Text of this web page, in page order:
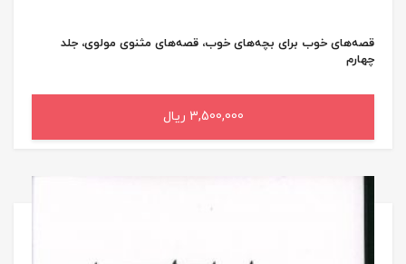
قصه‌های خوب برای بچه‌های خوب، قصه‌های مثنوی مولوی، جلد
چهارم
3,500,000 ریال
افزودن به سبد خرید